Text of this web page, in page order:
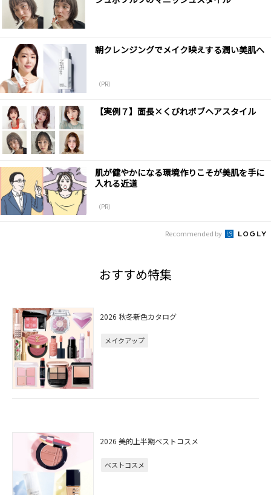
朝クレンジングでメイク映えする潤い美肌へ
（PR）
【実例７】面長×くびれボブヘアスタイル
肌が健やかになる環境作りこそが美肌を手に
入れる近道
（PR）
Recommended by
おすすめ特集
2026 秋冬新色カタログ
メイクアップ
2026 美的上半期ベストコスメ
ベストコスメ